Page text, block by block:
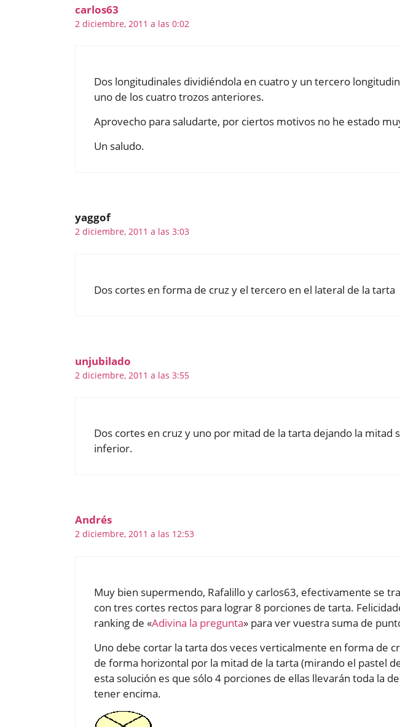
carlos63
2 diciembre, 2011 a las 0:02
Dos longitudinales dividiéndola en cuatro y un tercero
uno de los cuatro trozos anteriores.
Aprovecho para saludarte, por ciertos motivos no he estado
Un saludo.
yaggof
2 diciembre, 2011 a las 3:03
Dos cortes en forma de cruz y el tercero en el lateral de la tarta
unjubilado
2 diciembre, 2011 a las 3:55
Dos cortes en cruz y uno por mitad de la tarta dejando la mitad
inferior.
Andrés
2 diciembre, 2011 a las 12:53
Muy bien supermendo, Rafalillo y carlos63, efectivamente se
con tres cortes rectos para lograr 8 porciones de tarta.
ranking de «Adivina la pregunta» para ver vuestra suma de
Uno debe cortar la tarta dos veces verticalmente en forma de
de forma horizontal por la mitad de la tarta (mirando el pastel
esta solución es que sólo 4 porciones de ellas llevarán toda la
tener encima.